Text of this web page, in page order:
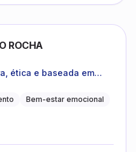
ROCHA
ética e baseada em
Bem-estar emocional